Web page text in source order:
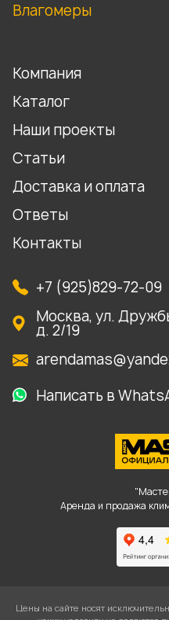
Влагомеры
Компания
Каталог
Наши проекты
Статьи
Доставка и оплата
Ответы
Контакты
+7 (925)829-72-09
Москва, ул.
д. 2/19
Написать в
Аренда и продажа
Цены на сайте носят